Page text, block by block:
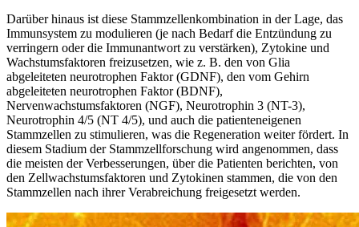
Darüber hinaus ist diese Stammzellenkombination in der Lage, das
Immunsystem zu modulieren (je nach Bedarf die Entzündung zu
verringern oder die Immunantwort zu verstärken), Zytokine und
Wachstumsfaktoren freizusetzen, wie z. B. den von Glia
abgeleiteten neurotrophen Faktor (GDNF), den vom Gehirn
abgeleiteten neurotrophen Faktor (BDNF),
Nervenwachstumsfaktoren (NGF), Neurotrophin 3 (NT-3),
Neurotrophin 4/5 (NT 4/5), und auch die patienteneigenen
Stammzellen zu stimulieren, was die Regeneration weiter fördert. In
diesem Stadium der Stammzellforschung wird angenommen, dass
die meisten der Verbesserungen, über die Patienten berichten, von
den Zellwachstumsfaktoren und Zytokinen stammen, die von den
Stammzellen nach ihrer Verabreichung freigesetzt werden.